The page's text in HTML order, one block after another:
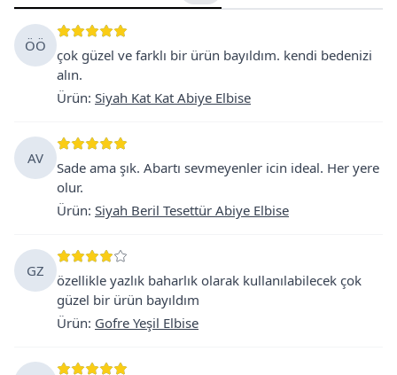
ÖÖ
çok güzel ve farklı bir ürün bayıldım. kendi bedenizi
alın.
Ürün: Siyah Kat Kat Abiye Elbise
AV
Sade ama şık. Abartı sevmeyenler icin ideal. Her yere
olur.
Ürün: Siyah Beril Tesettür Abiye Elbise
GZ
özellikle yazlık baharlık olarak kullanılabilecek çok
güzel bir ürün bayıldım
Ürün: Gofre Yeşil Elbise